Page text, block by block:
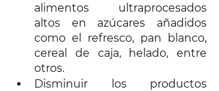
alimentos ultraprocesados
altos en azúcares añadidos
como el refresco, pan blanco,
cereal de caja, helado, entre
otros.
Disminuir los productos